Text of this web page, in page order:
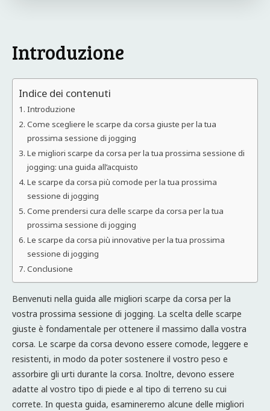
Introduzione
Indice dei contenuti
Introduzione
Come scegliere le scarpe da corsa giuste per la tua
prossima sessione di jogging
Le migliori scarpe da corsa per la tua prossima sessione di
jogging: una guida all’acquisto
Le scarpe da corsa più comode per la tua prossima
sessione di jogging
Come prendersi cura delle scarpe da corsa per la tua
prossima sessione di jogging
Le scarpe da corsa più innovative per la tua prossima
sessione di jogging
Conclusione
Benvenuti nella guida alle migliori scarpe da corsa per la
vostra prossima sessione di jogging. La scelta delle scarpe
giuste è fondamentale per ottenere il massimo dalla vostra
corsa. Le scarpe da corsa devono essere comode, leggere e
resistenti, in modo da poter sostenere il vostro peso e
assorbire gli urti durante la corsa. Inoltre, devono essere
adatte al vostro tipo di piede e al tipo di terreno su cui
correte. In questa guida, esamineremo alcune delle migliori